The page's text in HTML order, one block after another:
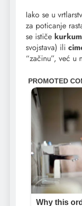
Iako se u
za poticanje
se ističe
svojstava) ili
“začinu”, već u